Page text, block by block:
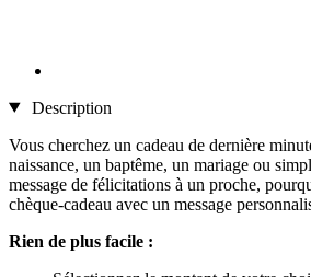
Description
Vous cherchez un cadeau de dernière
naissance, un baptême, un mariage ou
message de félicitations à un proche,
chèque-cadeau avec un message
Rien de plus facile :